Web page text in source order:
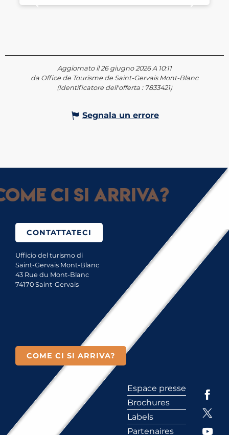
Aggiornato il 26 giugno 2026 A 10:11
da Office de Tourisme de Saint-Gervais Mont-Blanc
(Identificatore dell'offerta : 7833421)
Segnala un errore
ci si arriva?
CONTATTATECI
Ufficio del turismo di
Saint-Gervais Mont-Blanc
43 Rue du Mont-Blanc
74170 Saint-Gervais
COME CI SI ARRIVA?
Espace presse
Brochures
Labels
Partenaires